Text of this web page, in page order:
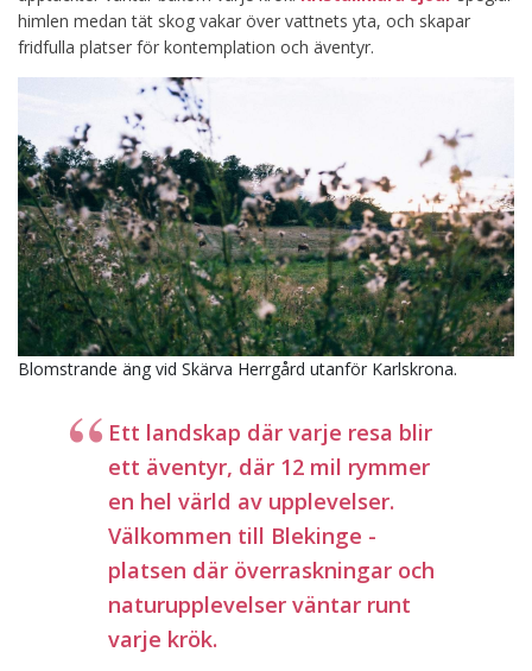
himlen medan tät skog vakar över vattnets yta, och skapar
fridfulla platser för kontemplation och äventyr.
Blomstrande äng vid Skärva Herrgård utanför Karlskrona.
Ett landskap där varje resa blir
ett äventyr, där 12 mil rymmer
en hel värld av upplevelser.
Välkommen till Blekinge -
platsen där överraskningar och
naturupplevelser väntar runt
varje krök.